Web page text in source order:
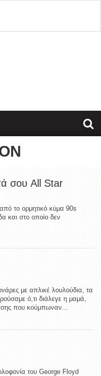
σου All Star
το ορμητικό κύμα 90s
και στο οποίο δεν
με απλικέ λουλούδια, τα
ό,τι διάλεγε η μαμά,
που κούμπωναν...
του George Floyd